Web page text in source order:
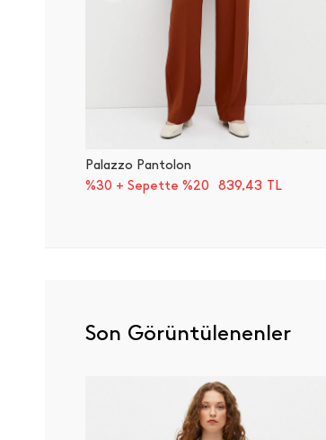
Palazzo Pantolon
%30 + Sepette %20
839,43 TL
Son Görüntülenenler